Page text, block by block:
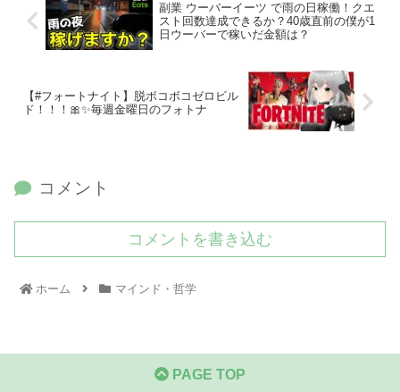
副業 ウーバーイーツ で雨の日稼働！クエ
スト回数達成できるか？40歳直前の僕が1
日ウーバーで稼いだ金額は？
【#フォートナイト】脱ボコボコゼロビル
ド！！！🎀✨毎週金曜日のフォトナ
コメント
コメントを書き込む
ホーム マインド・哲学
PAGE TOP